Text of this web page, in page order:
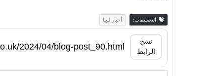
التصنيفات: أخبار ليبيا
نسخ
الرابط